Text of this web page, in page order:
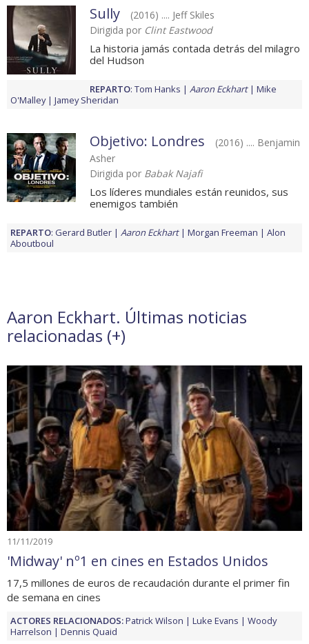
Sully
(2016) .... Jeff Skiles
Dirigida por Clint Eastwood
La historia jamás contada detrás del milagro
del Hudson
REPARTO: Tom Hanks Aaron Eckhart
Mike
O'Malley
Jamey Sheridan
Objetivo: Londres
(2016) .... Benjamin
Asher
Dirigida por Babak Najafi
Los líderes mundiales están reunidos, sus
enemigos también
REPARTO: Gerard Butler Aaron Eckhart Morgan Freeman
Alon
Aboutboul
Aaron Eckhart. Últimas noticias
relacionadas (+)
11/11/2019
'Midway' nº1 en cines en Estados Unidos
17,5 millones de euros de recaudación durante el primer fin
de semana en cines
ACTORES RELACIONADOS:Patrick Wilson Luke Evans
Woody
Harrelson
Dennis Quaid